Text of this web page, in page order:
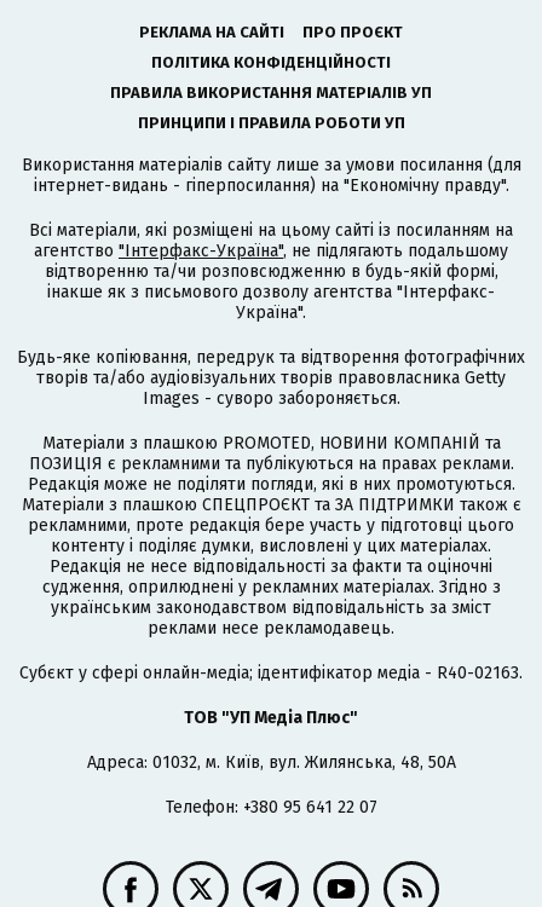
РЕКЛАМА НА САЙТІ
ПРО ПРОЄКТ
ПОЛІТИКА КОНФІДЕНЦІЙНОСТІ
ПРАВИЛА ВИКОРИСТАННЯ МАТЕРІАЛІВ УП
ПРИНЦИПИ І ПРАВИЛА РОБОТИ УП
Використання матеріалів сайту лише за умови посилання (для
інтернет-видань - гіперпосилання) на "Економічну правду".
Всі матеріали, які розміщені на цьому сайті із посиланням на
агентство "Інтерфакс-Україна", не підлягають подальшому
відтворенню та/чи розповсюдженню в будь-якій формі,
інакше як з письмового дозволу агентства "Інтерфакс-
Україна".
Будь-яке копіювання, передрук та відтворення фотографічних
творів та/або аудіовізуальних творів правовласника Getty
Images - суворо забороняється.
Матеріали з плашкою PROMOTED, НОВИНИ КОМПАНІЙ та
ПОЗИЦІЯ є рекламними та публікуються на правах реклами.
Редакція може не поділяти погляди, які в них промотуються.
Матеріали з плашкою СПЕЦПРОЄКТ та ЗА ПІДТРИМКИ також є
рекламними, проте редакція бере участь у підготовці цього
контенту і поділяє думки, висловлені у цих матеріалах.
Редакція не несе відповідальності за факти та оціночні
судження, оприлюднені у рекламних матеріалах. Згідно з
українським законодавством відповідальність за зміст
реклами несе рекламодавець.
Cубєкт у сфері онлайн-медіа; ідентифікатор медіа - R40-02163.
ТОВ "УП Медіа Плюс"
Адреса: 01032, м. Київ, вул. Жилянська, 48, 50А
Телефон: +380 95 641 22 07